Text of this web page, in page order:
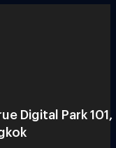
Digital Park 101,